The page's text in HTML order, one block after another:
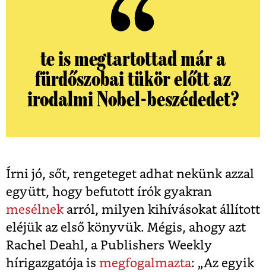
te is megtartottad már a
fürdőszobai tükör előtt az
irodalmi Nobel-beszédedet?
Írni jó, sőt, rengeteget adhat nekünk azzal
együtt, hogy befutott írók gyakran
mesélnek arról, milyen kihívásokat állított
eléjük az első könyvük. Mégis, ahogy azt
Rachel Deahl, a Publishers Weekly
hírigazgatója is megfogalmazta: „Az egyik